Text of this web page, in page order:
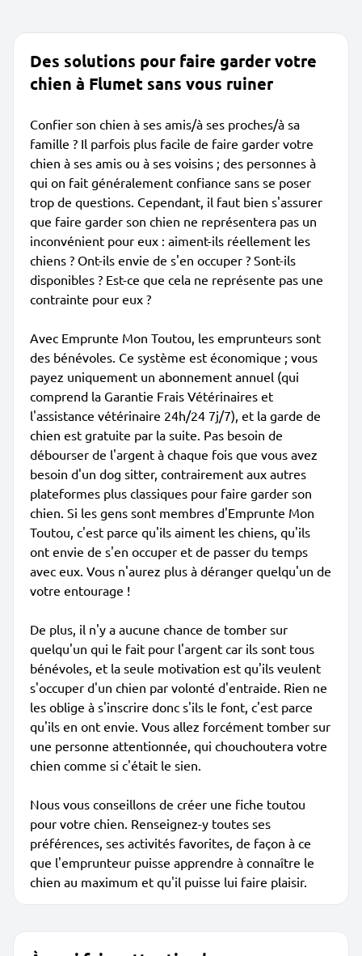
Des solutions pour faire garder votre
chien à Flumet sans vous ruiner
Confier son chien à ses amis/à ses proches/à sa
famille ? Il parfois plus facile de faire garder votre
chien à ses amis ou à ses voisins ; des personnes à
qui on fait généralement confiance sans se poser
trop de questions. Cependant, il faut bien s'assurer
que faire garder son chien ne représentera pas un
inconvénient pour eux : aiment-ils réellement les
chiens ? Ont-ils envie de s'en occuper ? Sont-ils
disponibles ? Est-ce que cela ne représente pas une
contrainte pour eux ?
Avec Emprunte Mon Toutou, les emprunteurs sont
des bénévoles. Ce système est économique ; vous
payez uniquement un abonnement annuel (qui
comprend la Garantie Frais Vétérinaires et
l'assistance vétérinaire 24h/24 7j/7), et la garde de
chien est gratuite par la suite. Pas besoin de
débourser de l'argent à chaque fois que vous avez
besoin d'un dog sitter, contrairement aux autres
plateformes plus classiques pour faire garder son
chien. Si les gens sont membres d'Emprunte Mon
Toutou, c'est parce qu'ils aiment les chiens, qu'ils
ont envie de s'en occuper et de passer du temps
avec eux. Vous n'aurez plus à déranger quelqu'un de
votre entourage !
De plus, il n'y a aucune chance de tomber sur
quelqu'un qui le fait pour l'argent car ils sont tous
bénévoles, et la seule motivation est qu'ils veulent
s'occuper d'un chien par volonté d'entraide. Rien ne
les oblige à s'inscrire donc s'ils le font, c'est parce
qu'ils en ont envie. Vous allez forcément tomber sur
une personne attentionnée, qui chouchoutera votre
chien comme si c'était le sien.
Nous vous conseillons de créer une fiche toutou
pour votre chien. Renseignez-y toutes ses
préférences, ses activités favorites, de façon à ce
que l'emprunteur puisse apprendre à connaître le
chien au maximum et qu'il puisse lui faire plaisir.